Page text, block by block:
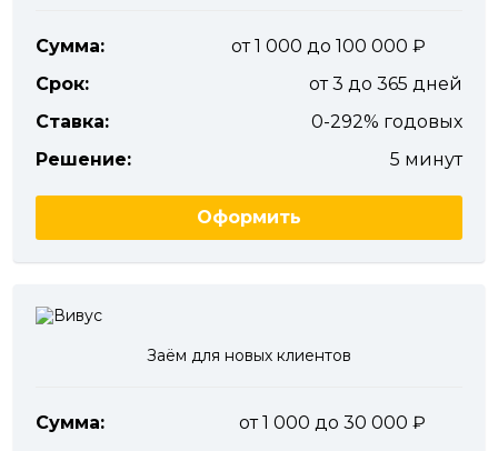
Сумма:
от 1 000 до 100 000
Срок:
от 3 до 365 дней
Ставка:
0-292% годовых
Решение:
5 минут
Оформить
Заём для новых клиентов
Сумма:
от 1 000 до 30 000